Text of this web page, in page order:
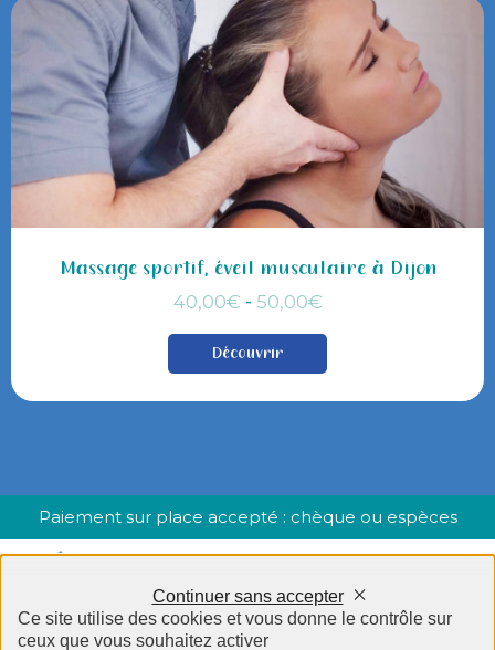
Massage sportif, éveil musculaire à Dijon
40,00€ - 50,00€
Découvrir
Paiement sur place accepté : chèque ou espèces
Ce site utilise des cookies et vous donne le contrôle sur
ceux que vous souhaitez activer
Continuer sans accepter